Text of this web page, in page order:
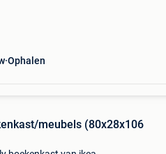
Ophalen
meubels (80x28x106